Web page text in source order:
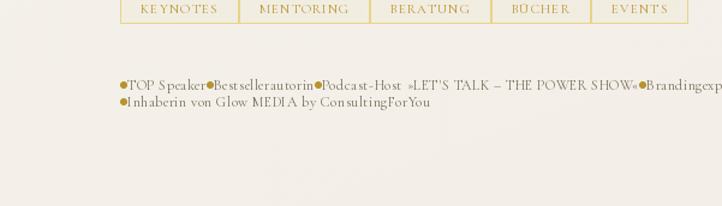
KEYNOTES MENTORING BERATUNG BÜCHER EVENTS
TOP Speaker Bestsellerautorin Podcast-Host »LET'S TALK – THE POWER SHOW«
Inhaberin von Glow MEDIA by ConsultingForYou